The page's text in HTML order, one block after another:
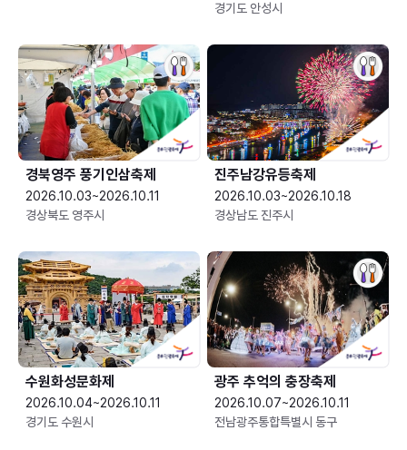
경기도 안성시
경북영주 풍기인삼축제
2026.10.03~2026.10.11
경상북도 영주시
진주남강유등축제
2026.10.03~2026.10.18
경상남도 진주시
수원화성문화제
2026.10.04~2026.10.11
경기도 수원시
광주 추억의 충장축제
2026.10.07~2026.10.11
전남광주통합특별시 동구